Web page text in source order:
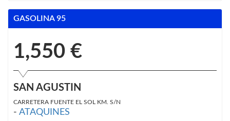
GASOLINA 95
1,550 €
SAN AGUSTIN
CARRETERA FUENTE EL SOL KM. S/N
- ATAQUINES